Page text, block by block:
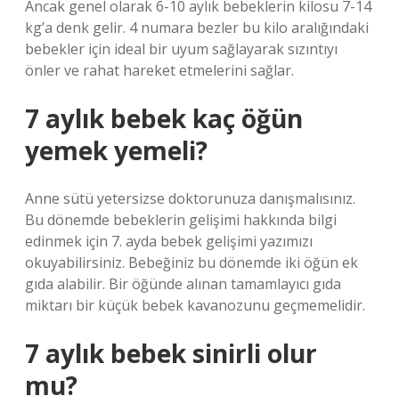
Ancak genel olarak 6-10 aylık bebeklerin kilosu 7-14
kg’a denk gelir. 4 numara bezler bu kilo aralığındaki
bebekler için ideal bir uyum sağlayarak sızıntıyı
önler ve rahat hareket etmelerini sağlar.
7 aylık bebek kaç öğün
yemek yemeli?
Anne sütü yetersizse doktorunuza danışmalısınız.
Bu dönemde bebeklerin gelişimi hakkında bilgi
edinmek için 7. ayda bebek gelişimi yazımızı
okuyabilirsiniz. Bebeğiniz bu dönemde iki öğün ek
gıda alabilir. Bir öğünde alınan tamamlayıcı gıda
miktarı bir küçük bebek kavanozunu geçmemelidir.
7 aylık bebek sinirli olur
mu?